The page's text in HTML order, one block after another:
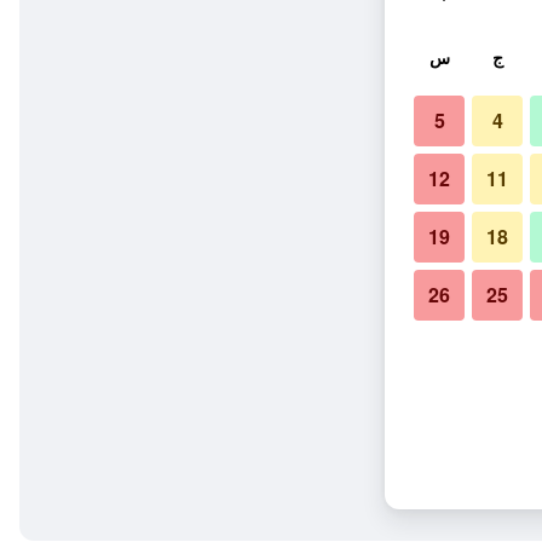
ج س
4
5
11
12
18
19
25
26